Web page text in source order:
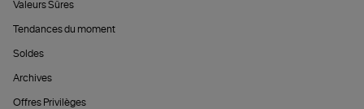
Valeurs Sûres
Tendances du moment
Soldes
Archives
Offres Privilèges